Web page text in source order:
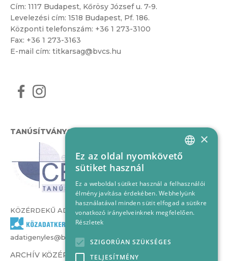
Cím: 1117 Budapest, Kőrösy József u. 7-9.
Levelezési cím: 1518 Budapest, Pf. 186.
Központi telefonszám: +36 1 273-3100
Fax: +36 1 273-3163
E-mail cím: titkarsag@bvcs.hu
TANÚSÍTVÁNYOK
KÖZÉRDEKŰ ADATOK
adatigenyles@bvcs.hu
ARCHÍV KÖZÉRDEKŰ ADATOK –
HUNGARIAN
×
Ez az oldal nyomkövető
sütiket használ
Ez a weboldal sütiket használ a felhasználói
élmény javítása érdekében. Webhelyünk
használatával minden sütit elfogad a sütikre
vonatkozó irányelveinknek megfelelően.
Részletek
SZIGORÚAN SZÜKSÉGES
TELJESÍTMÉNY